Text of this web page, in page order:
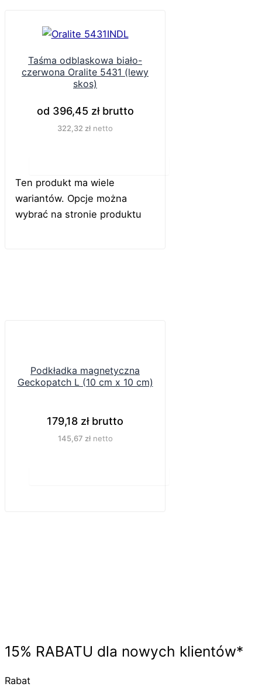
Taśma odblaskowa biało-
czerwona Oralite 5431 (lewy
skos)
od 396,45 złbrutto
322,32 złnetto
Ten produkt ma wiele
wariantów. Opcje można
wybrać na stronie produktu
Podkładka magnetyczna
Geckopatch L (10 cm x 10 cm)
179,18 złbrutto
145,67 złnetto
15% RABATU dla nowych klientów*
Rabat